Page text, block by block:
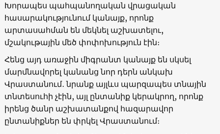
Խորապես պահպանողական վրացական
հասարակությունում կանայք, որոնք
արտասահման են մեկնել աշխատելու,
մշակութային մեծ փոփոխություն էին։
Հենց այդ առաջին միգրանտ կանայք են սկսել
մարմնավորել կանանց նոր դերն անկախ
Վրաստանում․ նրանք այլևս պարզապես տնային
տնտեսուհի չէին, այլ ընտանիք կերակրող, որոնք
իրենց ծանր աշխատանքով հազարավոր
ընտանիքներ են փրկել Վրաստանում։